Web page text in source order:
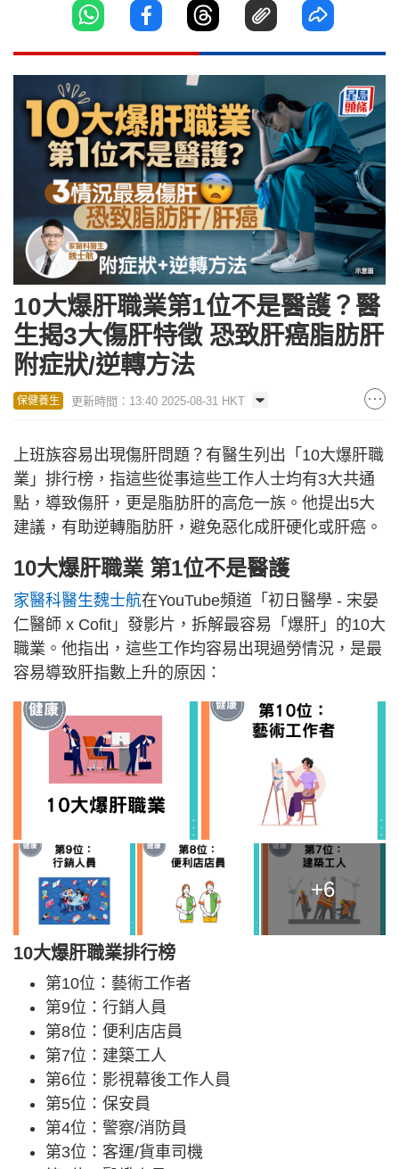
10大爆肝職業第1位不是醫護？醫
生揭3大傷肝特徵 恐致肝癌脂肪肝
附症狀/逆轉方法
保健養生 更新時間：13:40 2025-08-31 HKT
上班族容易出現傷肝問題？有醫生列出「10大爆肝職
業」排行榜，指這些從事這些工作人士均有3大共通
點，導致傷肝，更是脂肪肝的高危一族。他提出5大
建議，有助逆轉脂肪肝，避免惡化成肝硬化或肝癌。
10大爆肝職業 第1位不是醫護
家醫科醫生魏士航在YouTube頻道「初日醫學 - 宋晏
仁醫師 x Cofit」發影片，拆解最容易「爆肝」的10大
職業。他指出，這些工作均容易出現過勞情況，是最
容易導致肝指數上升的原因：
+6
10大爆肝職業排行榜
第10位：藝術工作者
第9位：行銷人員
第8位：便利店店員
第7位：建築工人
第6位：影視幕後工作人員
第5位：保安員
第4位：警察/消防員
第3位：客運/貨車司機